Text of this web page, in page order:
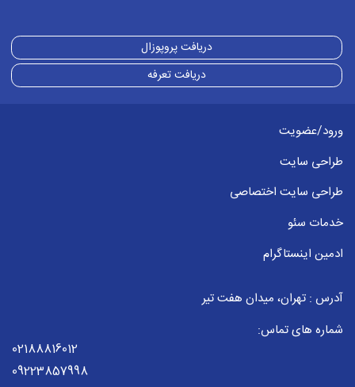
دریافت پروپوزال
دریافت تعرفه
ورود/عضویت
طراحی سایت
طراحی سایت اختصاصی
خدمات سئو
ادمین اینستاگرام
آدرس : تهران، میدان هفت تیر
شماره های تماس:
02188816012
09223857998